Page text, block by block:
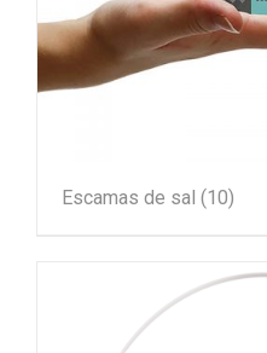
Escamas de sal (10)